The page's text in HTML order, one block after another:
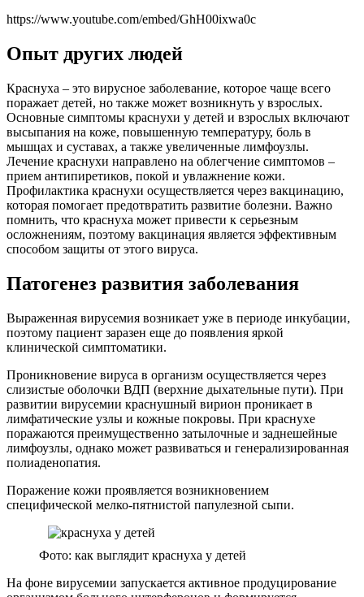
https://www.youtube.com/embed/GhH00ixwa0c
Опыт других людей
Краснуха – это вирусное заболевание, которое чаще всего
поражает детей, но также может возникнуть у взрослых.
Основные симптомы краснухи у детей и взрослых включают
высыпания на коже, повышенную температуру, боль в
мышцах и суставах, а также увеличенные лимфоузлы.
Лечение краснухи направлено на облегчение симптомов –
прием антипиретиков, покой и увлажнение кожи.
Профилактика краснухи осуществляется через вакцинацию,
которая помогает предотвратить развитие болезни. Важно
помнить, что краснуха может привести к серьезным
осложнениям, поэтому вакцинация является эффективным
способом защиты от этого вируса.
Патогенез развития заболевания
Выраженная вирусемия возникает уже в периоде инкубации,
поэтому пациент заразен еще до появления яркой
клинической симптоматики.
Проникновение вируса в организм осуществляется через
слизистые оболочки ВДП (верхние дыхательные пути). При
развитии вирусемии краснушный вирион проникает в
лимфатические узлы и кожные покровы. При краснухе
поражаются преимущественно затылочные и заднешейные
лимфоузлы, однако может развиваться и генерализированная
полиаденопатия.
Поражение кожи проявляется возникновением
специфической мелко-пятнистой папулезной сыпи.
Фото: как выглядит краснуха у детей
На фоне вирусемии запускается активное продуцирование